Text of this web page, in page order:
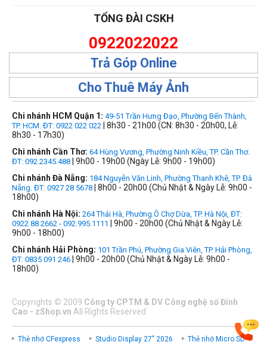
TỔNG ĐÀI CSKH
0922022022
Trả Góp Online
Cho Thuê Máy Ảnh
Chi nhánh HCM Quận 1: 49-51 Trần Hưng Đạo, Phường Bến Thành,
TP. HCM. ĐT: 0922 022 022 | 8h30 - 21h00 (CN: 8h30 - 20h00, Lễ:
8h30 - 17h30)
Chi nhánh Cần Thơ: 64 Hùng Vương, Phường Ninh Kiều, TP. Cần Thơ.
ĐT: 092.2345.488 | 9h00 - 19h00 (Ngày Lễ: 9h00 - 19h00)
Chi nhánh Đà Nẵng: 184 Nguyễn Văn Linh, Phường Thanh Khê, TP. Đà
Nẵng. ĐT: 0927 28 5678 | 8h00 - 20h00 (Chủ Nhật & Ngày Lễ: 9h00 -
18h00)
Chi nhánh Hà Nội: 264 Thái Hà, Phường Ô Chợ Dừa, TP. Hà Nội, ĐT:
0922 88 2662 - 092.995.1111
| 9h00 - 20h00 (Chủ Nhật & Ngày Lễ:
9h00 - 18h00)
Chi nhánh Hải Phòng: 101 Trần Phú, Phường Gia Viên, TP. Hải Phòng,
ĐT: 0835 091 246 | 9h00 - 20h00 (Chủ Nhật & Ngày Lễ: 9h00 -
18h00)
Copyrights © 2009 Công ty CPTM & DV Công nghệ số Đỉnh
Cao - zShop.vn All Rights Reserved
Thẻ nhớ CFexpress Studio Display 27" 2026 Thẻ nhớ Micro SD